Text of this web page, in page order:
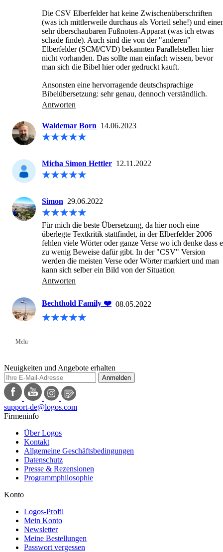
Die CSV Elberfelder hat keine Zwischenüberschriften
(was ich mittlerweile durchaus als Vorteil sehe!) und
sehr überschaubaren Fußnoten-Apparat (was ich etwas
schade finde). Auch sind die von der "anderen"
Elberfelder (SCM/CVD) bekannten Parallelstellen hier
nicht vorhanden. Das sollte man einfach wissen, bevor
man sich die Bibel hier oder gedruckt kauft.
Ansonsten eine hervorragende deutschsprachige
Bibelübersetzung: sehr genau, dennoch verständlich.
Antworten
Waldemar Born 14.06.2023
Micha Simon Hettler 12.11.2022
Simon 29.06.2022
Für mich die beste Übersetzung, da hier noch eine
überlegte Textkritik stattfindet, in der Elberfelder 2006
fehlen viele Wörter oder ganze Verse wo ich denke dass
zu wenig Beweise dafür gibt. In der "CSV" Version
werden die meisten Verse oder Wörter markiert und man
kann sich selber ein Bild von der Situation
Antworten
Bechthold Family ❤️ 08.05.2022
Mehr
Neuigkeiten und Angebote erhalten
Anmelden
support-de@logos.com
Firmeninfo
Über Logos
Kontakt
Allgemeine Geschäftsbedingungen
Datenschutz
Presse & Rezensionen
Programmphilosophie
Konto
Logos-Profil
Mein Konto
Newsletter
Meine Bestellungen
Passwort vergessen